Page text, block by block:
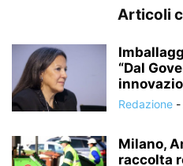
Articoli
“Dal
Redazione -
Milano,
raccolta